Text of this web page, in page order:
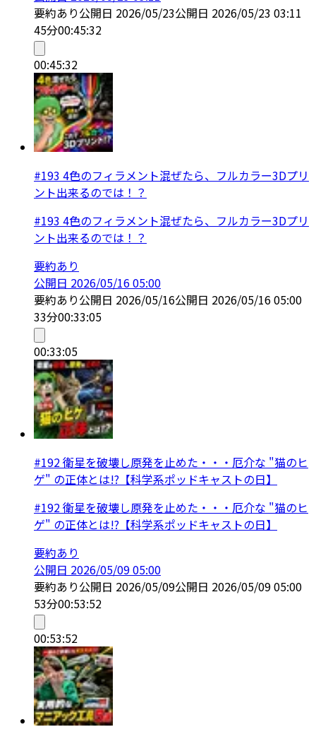
要約あり公開日 2026/05/23公開日 2026/05/23 03:11
45分00:45:32
00:45:32
#193 4色のフィラメント混ぜたら、フルカラー3Dプリ
ント出来るのでは！？
#193 4色のフィラメント混ぜたら、フルカラー3Dプリ
ント出来るのでは！？
要約あり
公開日 2026/05/16 05:00
要約あり公開日 2026/05/16公開日 2026/05/16 05:00
33分00:33:05
00:33:05
#192 衛星を破壊し原発を止めた・・・厄介な "猫のヒ
ゲ" の正体とは!?【科学系ポッドキャストの日】
#192 衛星を破壊し原発を止めた・・・厄介な "猫のヒ
ゲ" の正体とは!?【科学系ポッドキャストの日】
要約あり
公開日 2026/05/09 05:00
要約あり公開日 2026/05/09公開日 2026/05/09 05:00
53分00:53:52
00:53:52